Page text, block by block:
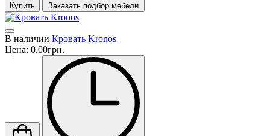
Купить Заказать подбор мебели
В наличии Кровать Kronos
Цена: 0.00грн.